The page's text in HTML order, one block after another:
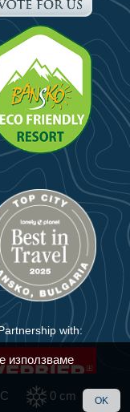
0 cm
with:
използваме
OK